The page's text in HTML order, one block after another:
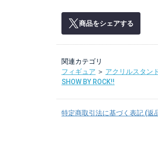
商品をシェアする
関連カテゴリ
フィギュア ＞ アクリルスタン
SHOW BY ROCK!!
特定商取引法に基づく表記 (返